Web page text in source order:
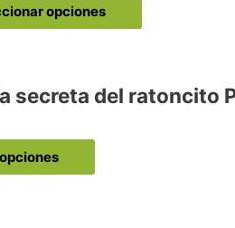
opciones
producto
variantes.
secreta del ratoncito
producto